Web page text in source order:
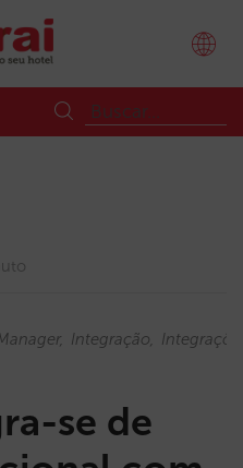
Integração
se de